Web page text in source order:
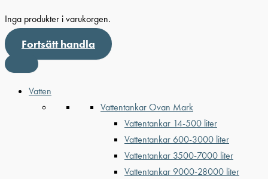
Inga produkter i varukorgen.
Fortsätt handla
Vatten
Vattentankar Ovan Mark
Vattentankar 14-500 liter
Vattentankar 600-3000 liter
Vattentankar 3500-7000 liter
Vattentankar 9000-28000 liter